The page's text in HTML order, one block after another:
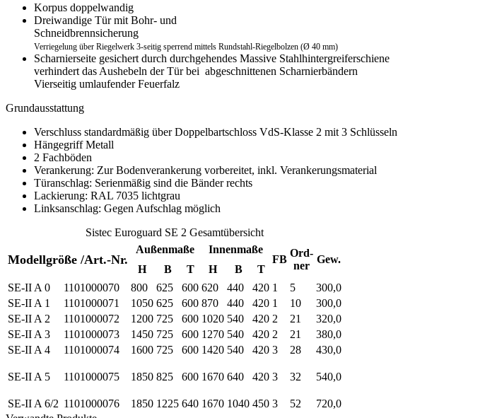
Korpus doppelwandig
Dreiwandige Tür mit Bohr- und
Schneidbrennsicherung
Verriegelung über Riegelwerk 3-seitig sperrend mittels Rundstahl-Riegelbolzen (Ø 40 mm)
Scharnierseite gesichert durch durchgehendes Massive Stahlhintergreiferschiene
verhindert das Aushebeln der Tür bei abgeschnittenen Scharnierbändern
Vierseitig umlaufender Feuerfalz
Grundausstattung
Verschluss standardmäßig über Doppelbartschloss VdS-Klasse 2 mit 3 Schlüsseln
Hängegriff Metall
2 Fachböden
Verankerung: Zur Bodenverankerung vorbereitet, inkl. Verankerungsmaterial
Türanschlag: Serienmäßig sind die Bänder rechts
Lackierung: RAL 7035 lichtgrau
Linksanschlag: Gegen Aufschlag möglich
Sistec Euroguard SE 2 Gesamtübersicht
Modellgröße /Art.-Nr.
Außenmaße
Innenmaße
FB
Ord-
ner
Gew.
H
B T H B
T
SE-II A 0
1101000070 800 625 600 620 440 420 1 5
300,0
SE-II A 1
1101000071 1050 625 600 870 440 420 1 10
300,0
SE-II A 2
1101000072 1200 725 600 1020 540 420 2 21
320,0
SE-II A 3
1101000073 1450 725 600 1270 540 420 2 21
380,0
SE-II A 4
1101000074 1600 725 600 1420 540 420 3 28 430,0
SE-II A 5 1101000075 1850 825 600 1670 640 420 3 32 540,0
SE-II A 6/2 1101000076 1850 1225 640 1670 1040 450 3 52
720,0